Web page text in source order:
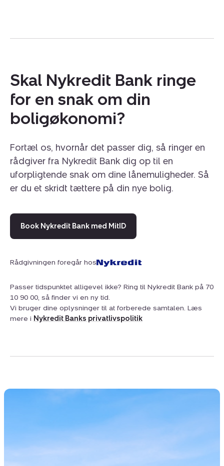
Skal Nykredit Bank ringe
for en snak om din
boligøkonomi?
Fortæl os, hvornår det passer dig, så ringer en
rådgiver fra Nykredit Bank dig op til en
uforpligtende snak om dine lånemuligheder. Så
er du et skridt tættere på din nye bolig.
Book Nykredit Bank med MitID
Rådgivningen foregår hos
Passer tidspunktet alligevel ikke? Ring til Nykredit Bank på 70
10 90 00, så finder vi en ny tid.
Vi bruger dine oplysninger til at forberede samtalen. Læs
mere i Nykredit Banks privatlivspolitik